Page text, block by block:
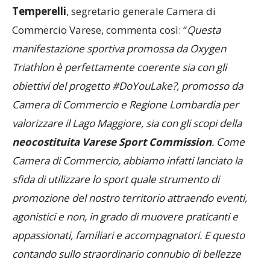
Temperelli, segretario generale Camera di
Commercio Varese, commenta così: “Questa
manifestazione sportiva promossa da Oxygen
Triathlon è perfettamente coerente sia con gli
obiettivi del progetto #DoYouLake?, promosso da
Camera di Commercio e Regione Lombardia per
valorizzare il Lago Maggiore, sia con gli scopi della
neocostituita Varese Sport Commission. Come
Camera di Commercio, abbiamo infatti lanciato la
sfida di utilizzare lo sport quale strumento di
promozione del nostro territorio attraendo eventi,
agonistici e non, in grado di muovere praticanti e
appassionati, familiari e accompagnatori. E questo
contando sullo straordinario connubio di bellezze